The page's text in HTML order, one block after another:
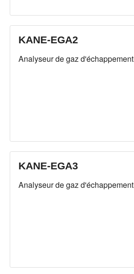
KANE-EGA2
Analyseur de gaz d'échappement
KANE-EGA3
Analyseur de gaz d'échappement